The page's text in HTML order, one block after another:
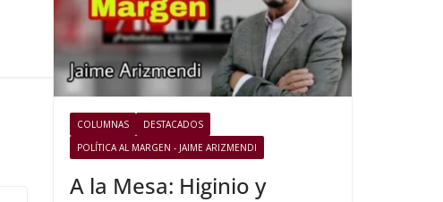
COLUMNAS
DESTACADOS
POLÍTICA AL MARGEN - JAIME ARIZMENDI
A la Mesa: Higinio y